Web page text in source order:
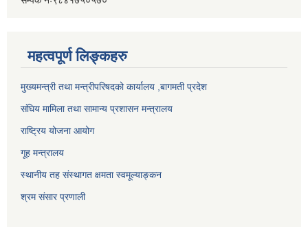
महत्वपूर्ण लिङ्कहरु
मुख्यमन्त्री तथा मन्त्रीपरिषदको कार्यालय ,बागमती प्रदेश
संघिय मामिला तथा सामान्य प्रशासन मन्त्रालय
राष्ट्रिय योजना आयोग
गूह मन्त्रालय
स्थानीय तह संस्थागत क्षमता स्वमूल्याङ्कन
श्रम संसार प्रणाली